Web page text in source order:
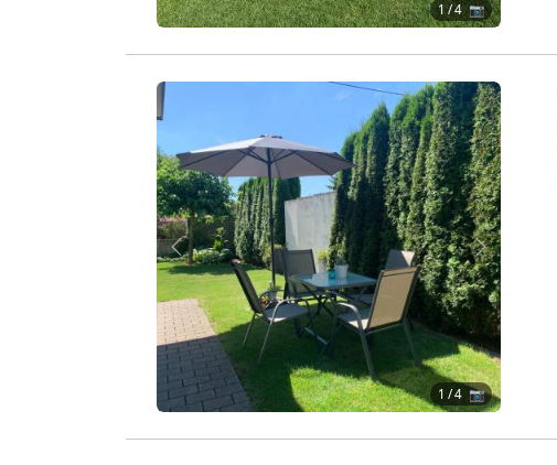
1 / 4 📷
Zurück Weiter
1 / 4 📷